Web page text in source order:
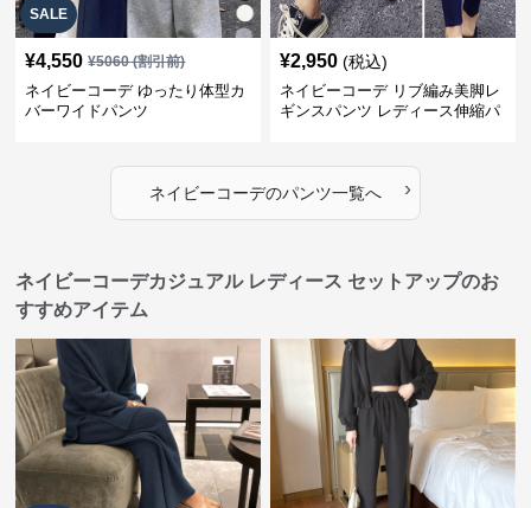
SALE
¥4,550 ¥5060(割引前)
ネイビーコーデ ゆったり体型カ
バーワイドパンツ
¥2,950 (税込)
ネイビーコーデ リブ編み美脚レ
ギンスパンツ レディース伸縮パ
ネイビーコーデのパンツ一覧へ ›
ネイビーコーデカジュアル レディース セットアップのお
すすめアイテム